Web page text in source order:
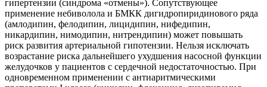
гипертензии (синдрома «отмены»). Сопутствующее
применение небиволола и БМКК дигидропиридинового ряда
(амлодипин, фелодипин, лицидипин, нифедипин,
никардипин, нимодипин, нитрендипин) может повышать
риск развития артериальной гипотензии. Нельзя исключать
возрастание риска дальнейшего ухудшения насосной функции
желудочков у пациентов с сердечной недостаточностью. При
одновременном применении с антиаритмическими